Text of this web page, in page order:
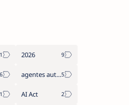
2026
agentes autónomos
AI Act